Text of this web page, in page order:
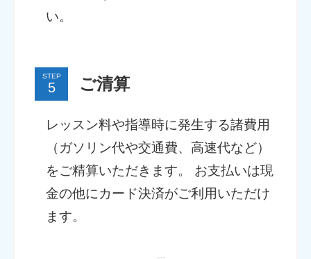
い。
STEP ご清算
レッスン料や指導時に発生する諸費用
（ガソリン代や交通費、高速代など）
をご精算いただきます。 お支払いは現
金の他にカード決済がご利用いただけ
ます。